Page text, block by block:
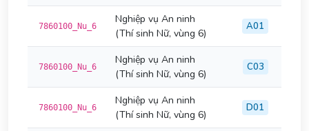
7860100_Nu_6
Nghiệp vụ An ninh
(Thí sinh Nữ, vùng 6)
A01
7860100_Nu_6
Nghiệp vụ An ninh
(Thí sinh Nữ, vùng 6)
C03
7860100_Nu_6
Nghiệp vụ An ninh
(Thí sinh Nữ, vùng 6)
D01